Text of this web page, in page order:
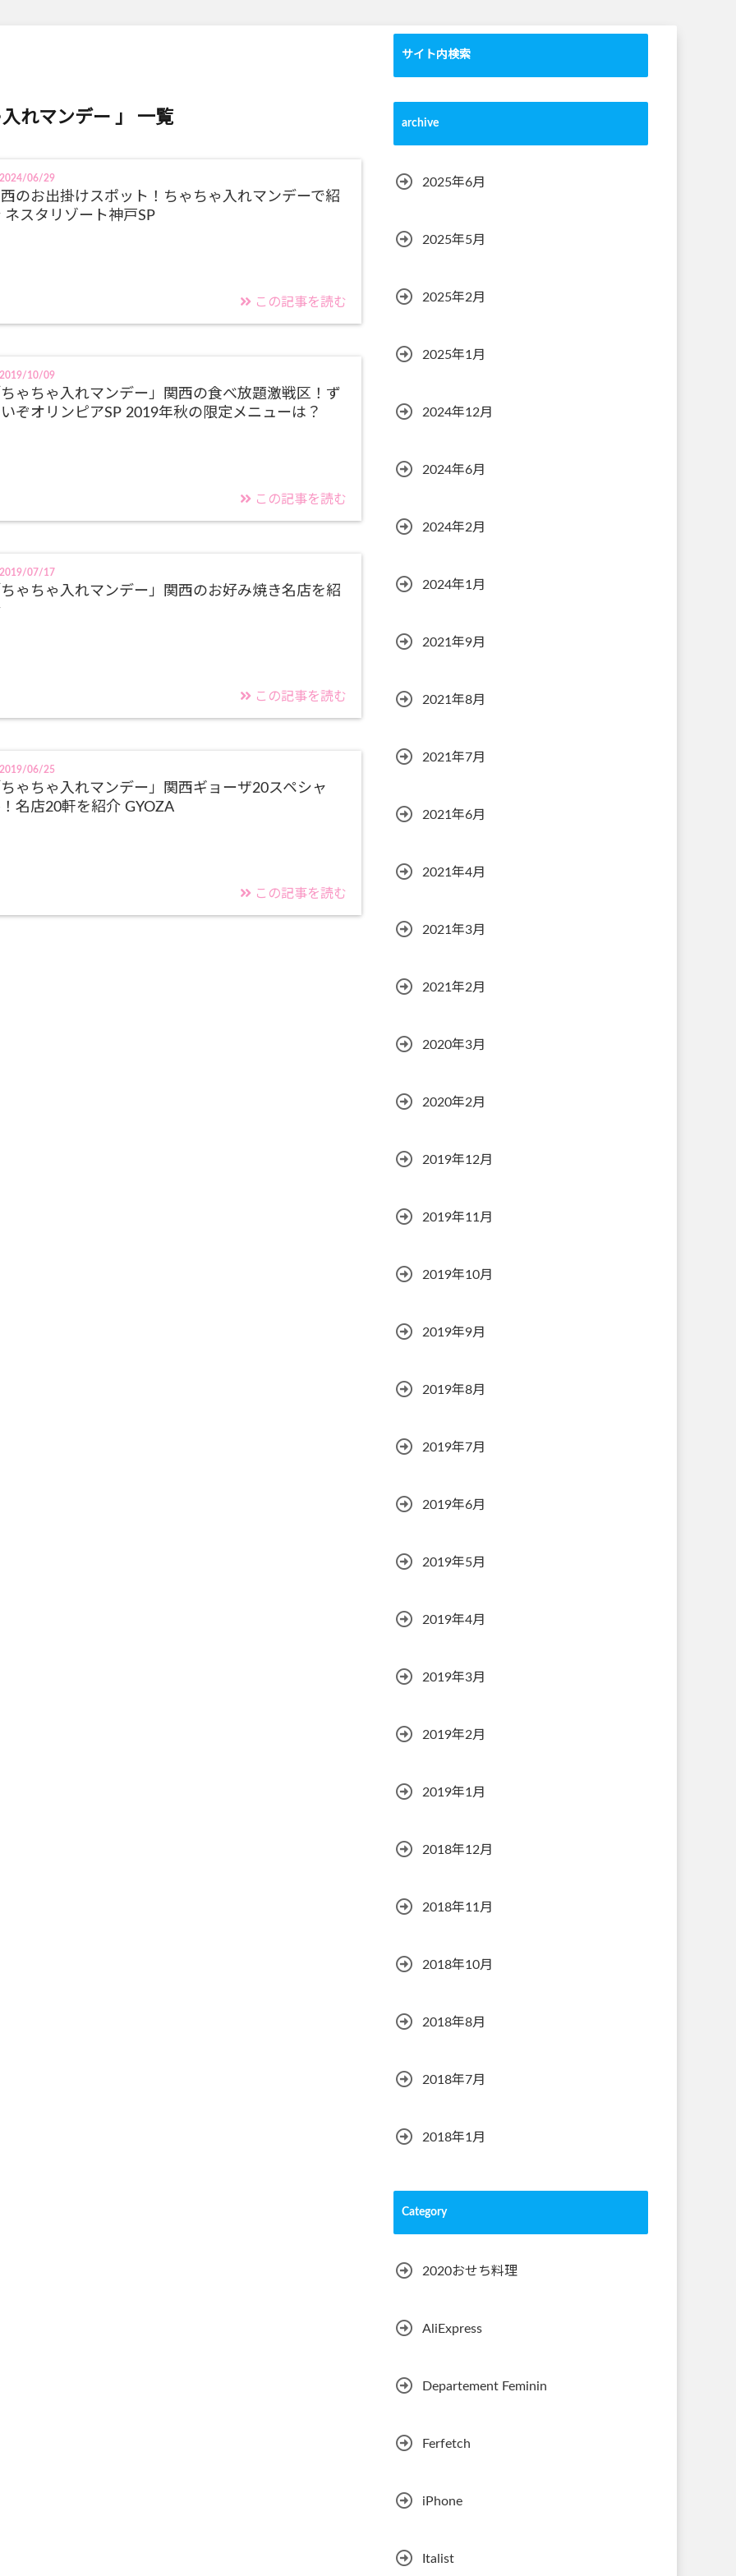
入れマンデー 」 一覧
06/29
西のお出掛けスポット！ちゃちゃ入れマンデーで紹
ネスタリゾート神戸SP
この記事を読む
10/09
ちゃちゃ入れマンデー」関西の食べ放題激戦区！ず
ぞオリンピアSP 2019年秋の限定メニューは？
この記事を読む
07/17
ちゃちゃ入れマンデー」関西のお好み焼き名店を紹
この記事を読む
06/25
ちゃちゃ入れマンデー」関西ギョーザ20スペシャ
名店20軒を紹介 GYOZA
この記事を読む
サイト内検索
archive
2025年6月
2025年5月
2025年2月
2025年1月
2024年12月
2024年6月
2024年2月
2024年1月
2021年9月
2021年8月
2021年7月
2021年6月
2021年4月
2021年3月
2021年2月
2020年3月
2020年2月
2019年12月
2019年11月
2019年10月
2019年9月
2019年8月
2019年7月
2019年6月
2019年5月
2019年4月
2019年3月
2019年2月
2019年1月
2018年12月
2018年11月
2018年10月
2018年8月
2018年7月
2018年1月
Category
2020おせち料理
AliExpress
Departement Feminin
Ferfetch
iPhone
Italist